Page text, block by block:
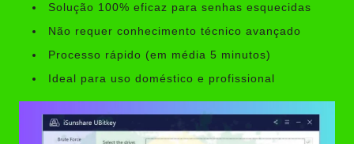
Solução 100% eficaz para senhas esquecidas
Não requer conhecimento técnico avançado
Processo rápido (em média 5 minutos)
Ideal para uso doméstico e profissional